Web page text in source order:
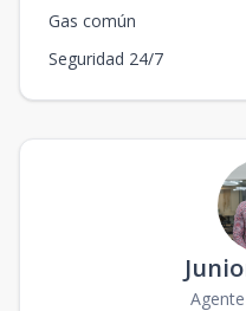
Gas común
Seguridad 24/7